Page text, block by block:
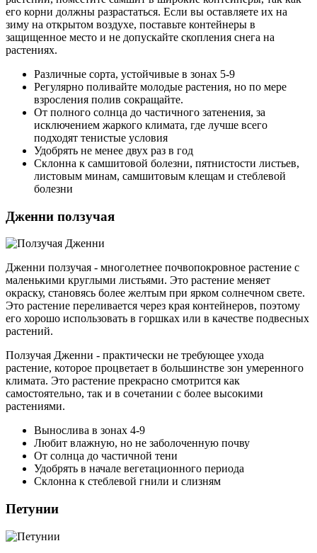
его корни должны разрастаться. Если вы оставляете их на
зиму на открытом воздухе, поставьте контейнеры в
защищенное место и не допускайте скопления снега на
растениях.
Различные сорта, устойчивые в зонах 5-9
Регулярно поливайте молодые растения, но по мере
взросления полив сокращайте.
От полного солнца до частичного затенения, за
исключением жаркого климата, где лучше всего
подходят тенистые условия
Удобрять не менее двух раз в год
Склонна к самшитовой болезни, пятнистости листьев,
листовым минам, самшитовым клещам и стеблевой
болезни
Дженни ползучая
Дженни ползучая - многолетнее почвопокровное растение с
маленькими круглыми листьями. Это растение меняет
окраску, становясь более желтым при ярком солнечном свете.
Это растение переливается через края контейнеров, поэтому
его хорошо использовать в горшках или в качестве подвесных
растений.
Ползучая Дженни - практически не требующее ухода
растение, которое процветает в большинстве зон умеренного
климата. Это растение прекрасно смотрится как
самостоятельно, так и в сочетании с более высокими
растениями.
Вынослива в зонах 4-9
Любит влажную, но не заболоченную почву
От солнца до частичной тени
Удобрять в начале вегетационного периода
Склонна к стеблевой гнили и слизням
Петунии